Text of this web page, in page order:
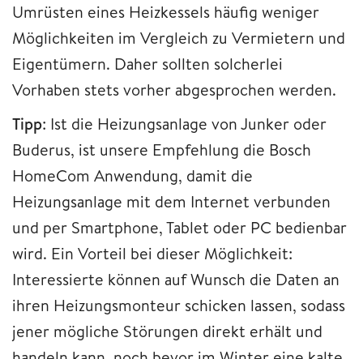
Umrüsten eines Heizkessels häufig weniger
Möglichkeiten im Vergleich zu Vermietern und
Eigentümern. Daher sollten solcherlei
Vorhaben stets vorher abgesprochen werden.
Tipp: Ist die Heizungsanlage von Junker oder
Buderus, ist unsere Empfehlung die Bosch
HomeCom Anwendung, damit die
Heizungsanlage mit dem Internet verbunden
und per Smartphone, Tablet oder PC bedienbar
wird. Ein Vorteil bei dieser Möglichkeit:
Interessierte können auf Wunsch die Daten an
ihren Heizungsmonteur schicken lassen, sodass
jener mögliche Störungen direkt erhält und